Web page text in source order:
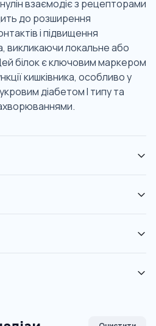
взаємодіє з рецепторами
до розширення
і підвищення
викликаючи локальне або
білок є ключовим маркером
кишківника, особливо у
діабетом І типу та